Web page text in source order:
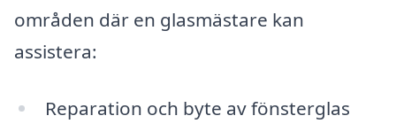
områden där en glasmästare kan
assistera:
Reparation och byte av fönsterglas